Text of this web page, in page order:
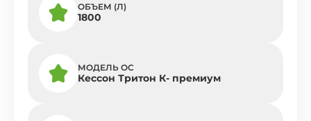
ОБЪЕМ (Л)
1800
МОДЕЛЬ ОС
Кессон Тритон К- премиум